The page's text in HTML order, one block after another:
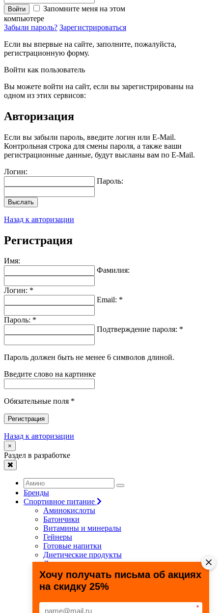
Войти
Запомните меня на этом
компьютере
Забыли пароль? Зарегистрироваться
Если вы впервые на сайте, заполните, пожалуйста,
регистрационную форму.
Войти как пользователь
Вы можете войти на сайт, если вы зарегистрированы на
одном из этих сервисов:
Авторизация
Если вы забыли пароль, введите логин или E-Mail.
Контрольная строка для смены пароля, а также ваши
регистрационные данные, будут высланы вам по E-Mail.
Логин:
Пароль:
Выслать
Назад к авторизации
Регистрация
Имя:
Фамилия:
Логин: *
Email: *
Пароль: *
Подтверждение пароля: *
Пароль должен быть не менее 6 символов длиной.
Введите слово на картинке
Обязательные поля *
Регистрация
Назад к авторизации
×
Раздел в разработке
Бренды
Спортивное питание
Аминокислоты
Батончики
Витамины и минералы
Гейнеры
Готовые напитки
Диетические продукты
Для связок и суставов
Жиросжигатели
Здоровье и долголетие
Креатин
Специальные препараты
Хочу получать письма об акциях
на скидку 25%
*